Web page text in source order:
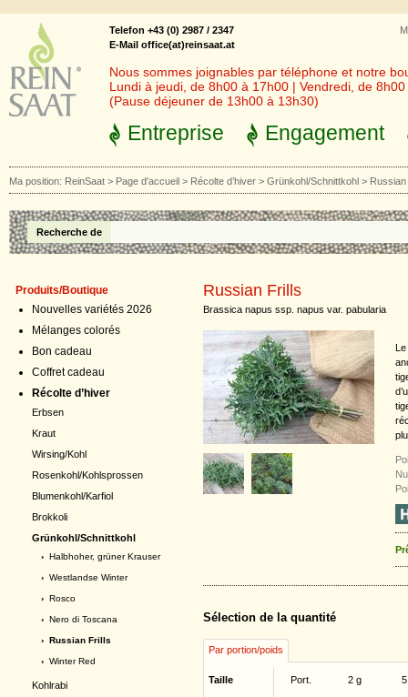
Telefon +43 (0) 2987 / 2347
E-Mail office(at)reinsaat.at
Nous sommes joignables par téléphone et notre
Lundi à jeudi, de 8h00 à 17h00 | Vendredi, de
(Pause déjeuner de 13h00 à 13h30)
Entreprise Engagement
Ma position: ReinSaat > Page d'accueil > Récolte d’hiver > Grünkohl/Schnittkohl >
Recherche de
Produits/Boutique
Nouvelles variétés 2026
Mélanges colorés
Bon cadeau
Coffret cadeau
Récolte d’hiver
Erbsen
Kraut
Wirsing/Kohl
Rosenkohl/Kohlsprossen
Blumenkohl/Karfiol
Brokkoli
Grünkohl/Schnittkohl
› Halbhoher, grüner Krauser
› Westlandse Winter
› Rosco
› Nero di Toscana
› Russian Frills
› Winter Red
Kohlrabi
Russian Frills
Brassica napus ssp. napus var. pabularia
Le
Sélection de la quantité
Par portion/poids
Taille Port. 2 g